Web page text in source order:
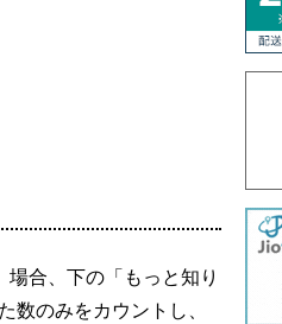
合、下の「もっと知り
のみをカウントし、